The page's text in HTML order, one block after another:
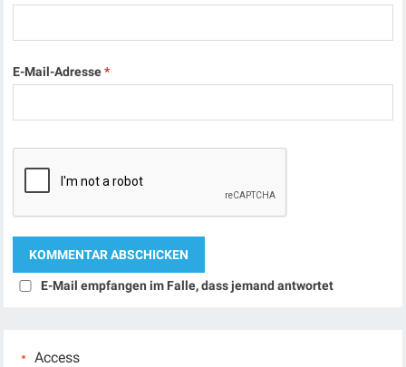
E-Mail-Adresse*
E-Mail empfangen im Falle, dass jemand antwortet
Access